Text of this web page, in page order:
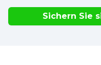
Sichern Sie